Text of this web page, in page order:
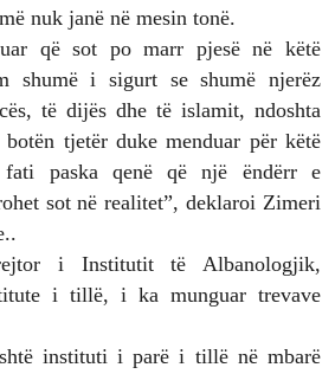
nuk janë në mesin tonë.
që sot po marr pjesë në këtë
shumë i sigurt se shumë njerëz
të dijës dhe të islamit, ndoshta
tjetër duke menduar për këtë
paska qenë që një ëndërr e
sot në realitet”, deklaroi Zimeri
i Institutit të Albanologjik,
i tillë, i ka munguar trevave
instituti i parë i tillë në mbarë